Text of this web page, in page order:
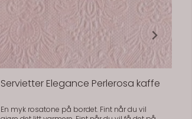
Servietter Elegance Perlerosa kaffe
En myk rosatone på bordet. Fint når du vil